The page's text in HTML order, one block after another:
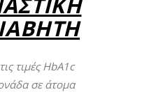
τιμές HbA1c
σε άτομα